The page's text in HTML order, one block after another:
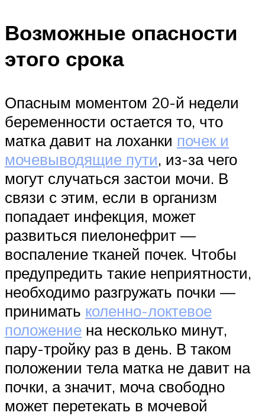
Возможные опасности
этого срока
Опасным моментом 20-й недели
беременности остается то, что
матка давит на лоханки почек и
мочевыводящие пути, из-за чего
могут случаться застои мочи. В
связи с этим, если в организм
попадает инфекция, может
развиться пиелонефрит —
воспаление тканей почек. Чтобы
предупредить такие неприятности,
необходимо разгружать почки —
принимать коленно-локтевое
положение на несколько минут,
пару-тройку раз в день. В таком
положении тела матка не давит на
почки, а значит, моча свободно
может перетекать в мочевой